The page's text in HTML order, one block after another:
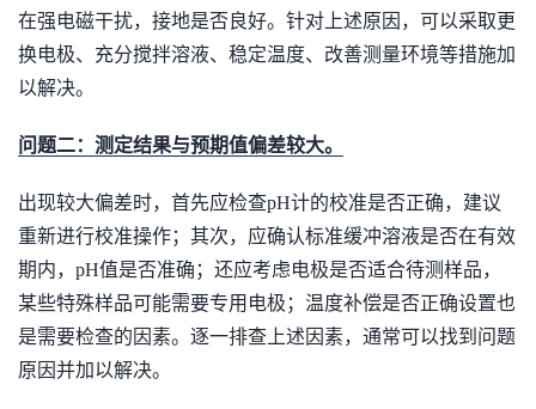
在强电磁干扰，接地是否良好。针对上述原因，可以采取更
换电极、充分搅拌溶液、稳定温度、改善测量环境等措施加
以解决。
问题二：测定结果与预期值偏差较大。
出现较大偏差时，首先应检查pH计的校准是否正确，建议
重新进行校准操作；其次，应确认标准缓冲溶液是否在有效
期内，pH值是否准确；还应考虑电极是否适合待测样品，
某些特殊样品可能需要专用电极；温度补偿是否正确设置也
是需要检查的因素。逐一排查上述因素，通常可以找到问题
原因并加以解决。